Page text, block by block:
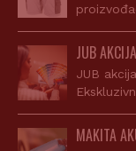
JUB
JUB
MAKITA